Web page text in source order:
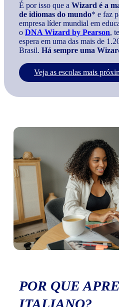
É por isso que a Wizard é a
de idiomas do mundo* e faz
empresa líder mundial em
o DNA Wizard by Pearson,
espera em uma das mais de
Brasil. Há sempre uma
Veja as escolas mais
POR QUE
ITALIANO?